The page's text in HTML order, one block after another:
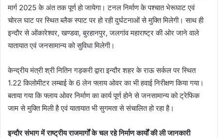
मार्ग 2025 के अंत तक पूर्ण हो जायेगा। टनल निर्माण के पश्चात भेरूघाट एवं
चोरल घाट पर स्थित ब्लैक स्पाट पर हो रही दुर्घटनाओं से मुक्ति मिलेगी। साथ ही
इन्दौर से ओंकारेश्वर, खण्डवा, बुरहानपुर, जलगांव महाराष्ट्र की ओर जाने वाले
यातायात एवं जनसामान्य को सुविधा मिलेगी।
केन्द्रीय मंत्री श्री नितिन गड़करी द्वारा इन्दौर शहर के राऊ सर्कल पर स्थित
1.22 किलोमीटर लम्बाई के 6 लेन फ्लाय ओवर का भी हवाई निरीक्षण किया गया।
बताया गया कि फ्लाय ओवर निर्माण का कार्य पूर्ण होने से जनसामान्य को ट्रेफिक
जाम से मुक्ति मिली है एवं यातायात भी सुगमता से संचालित हो रहा है।
इन्दौर संभाग में राष्ट्रीय राजमार्गों के चल रहे निर्माण कार्यों की ली जानकारी